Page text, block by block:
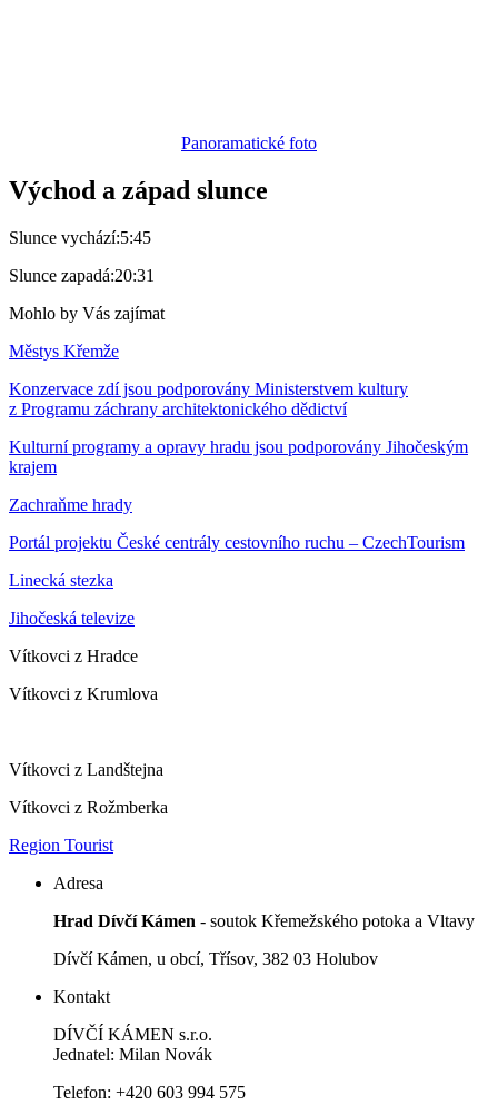
Panoramatické foto
Východ a západ slunce
Slunce vychází:5:45
Slunce zapadá:20:31
Mohlo by Vás zajímat
Městys Křemže
Konzervace zdí jsou podporovány Ministerstvem kultury
z Programu záchrany architektonického dědictví
Kulturní programy a opravy hradu jsou podporovány Jihočeským
krajem
Zachraňme hrady
Portál projektu České centrály cestovního ruchu – CzechTourism
Linecká stezka
Jihočeská televize
Vítkovci z Hradce
Vítkovci z Krumlova
Vítkovci z Landštejna
Vítkovci z Rožmberka
Region Tourist
Adresa
Hrad Dívčí Kámen - soutok Křemežského potoka a Vltavy
Dívčí Kámen, u obcí, Třísov, 382 03 Holubov
Kontakt
DÍVČÍ KÁMEN s.r.o.
Jednatel: Milan Novák
Telefon: +420 603 994 575